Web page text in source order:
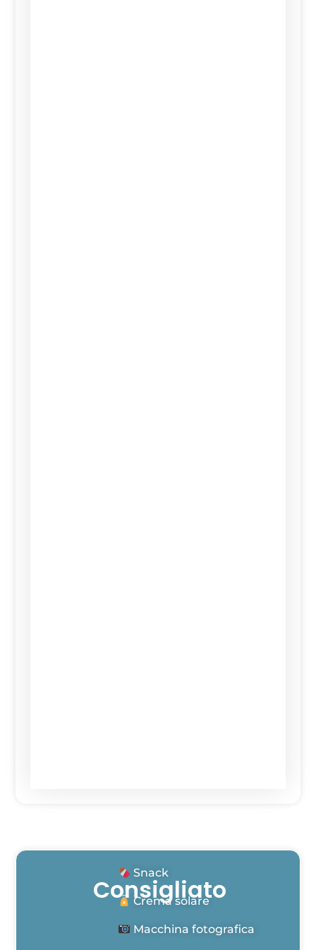
Consigliato
Snack
Crema solare
Macchina fotografica